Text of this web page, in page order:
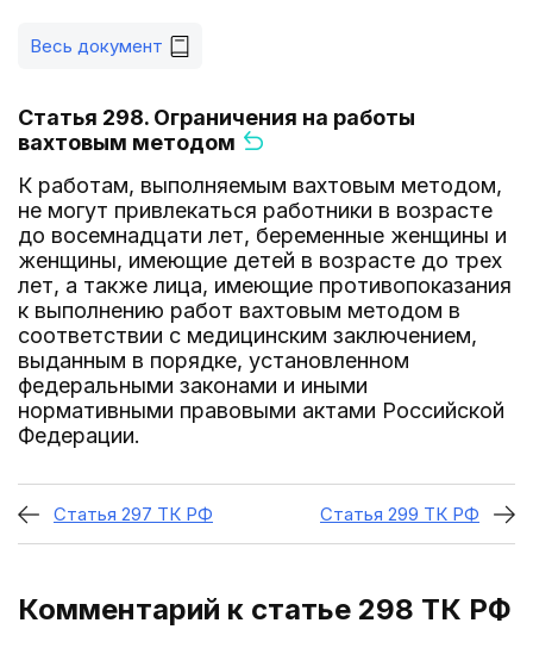
Весь документ
Статья 298. Ограничения на работы
вахтовым методом
К работам, выполняемым вахтовым методом,
не могут привлекаться работники в возрасте
до восемнадцати лет, беременные женщины и
женщины, имеющие детей в возрасте до трех
лет, а также лица, имеющие противопоказания
к выполнению работ вахтовым методом в
соответствии с медицинским заключением,
выданным в порядке, установленном
федеральными законами и иными
нормативными правовыми актами Российской
Федерации.
Статья 297 ТК РФ Статья 299 ТК РФ
Комментарий к статье 298 ТК РФ